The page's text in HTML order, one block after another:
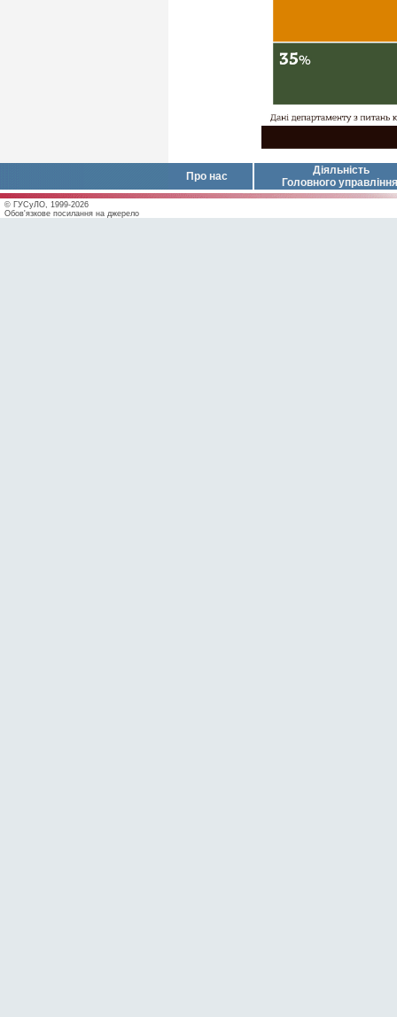
Про нас
Діяльність
Головного управління
© ГУСуЛО, 1999-2026
Обов'язкове посилання на джерело